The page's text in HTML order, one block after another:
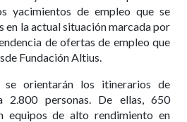
yacimientos de empleo que se
en la actual situación marcada por
de ofertas de empleo que
Fundación Altius.
se orientarán los itinerarios de
2.800 personas. De ellas, 650
equipos de alto rendimiento en